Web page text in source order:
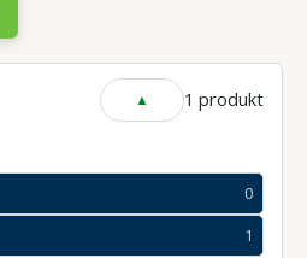
VISA
ELLER
1 produkt
0
1